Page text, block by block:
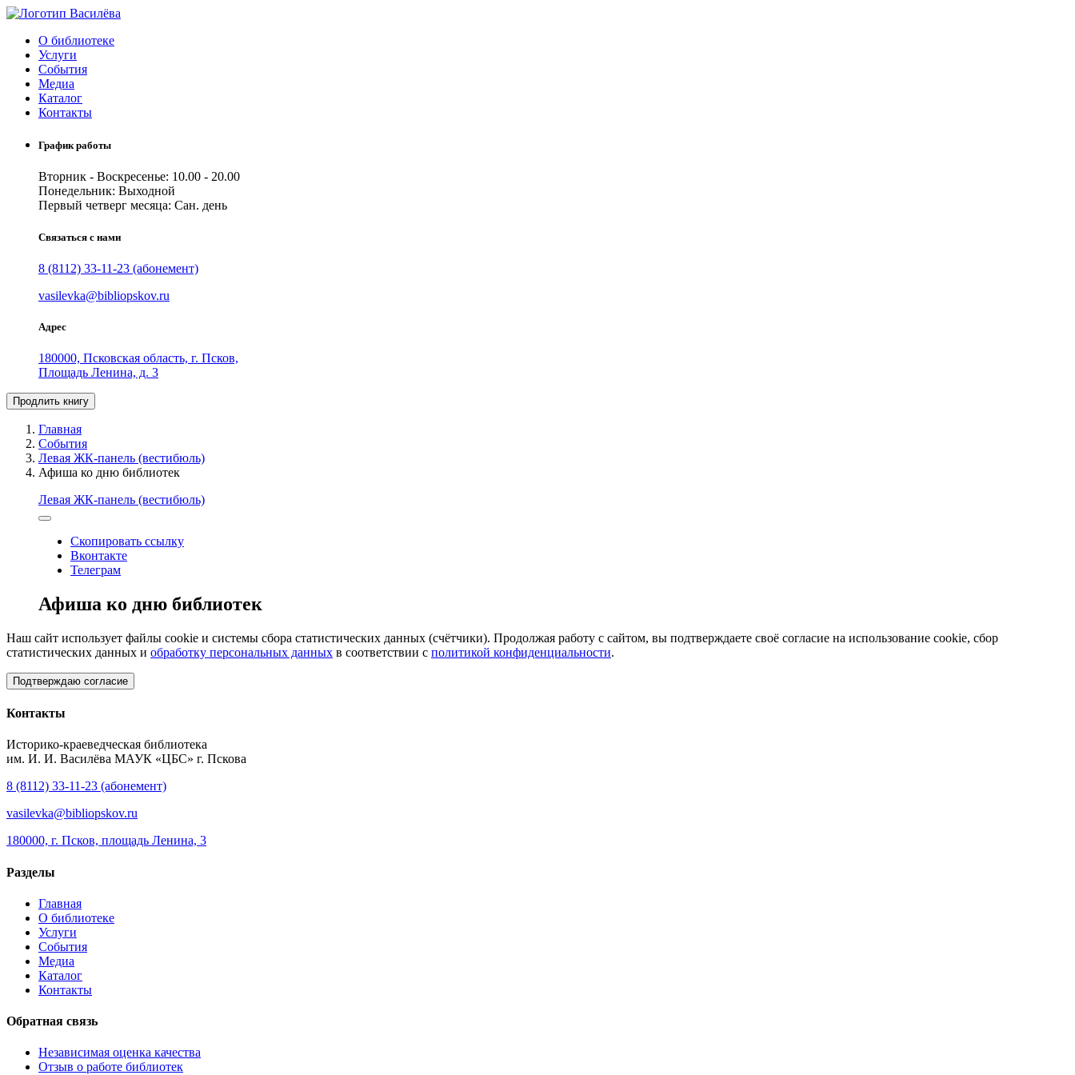
Skip
contentО библиотеке
Услуги
События
Медиа
Каталог
Контакты
График работы
Вторник - Воскресенье: 10.00 - 20.00
Понедельник: Выходной
Первый четверг месяца: Сан. день
Связаться с нами
8 (8112) 33-11-23 (абонемент)
vasilevka@bibliopskov.ru
Адрес
180000, Псковская область, г. Псков,
Площадь Ленина, д. 3
Продлить книгу
Главная
События
Левая ЖК-панель (вестибюль)
Афиша ко дню библиотек
Левая ЖК-панель (вестибюль)
Скопировать ссылку
Вконтакте
Телеграм
Афиша ко дню библиотек
Наш сайт использует файлы cookie и системы сбора статистических данных (счётчики). Продолжая работу с сайтом, вы подтверждаете своё согласие на использование cookie, сбор
статистических данных и обработку персональных данных в соответствии с политикой конфиденциальности.
Подтверждаю согласие
Контакты
Историко-краеведческая библиотека
им. И. И. Василёва МАУК «ЦБС» г. Пскова
8 (8112) 33-11-23 (абонемент)
vasilevka@bibliopskov.ru
180000, г. Псков, площадь Ленина, 3
Разделы
Главная
О библиотеке
Услуги
События
Медиа
Каталог
Контакты
Обратная связь
Независимая оценка качества
Отзыв о работе библиотек